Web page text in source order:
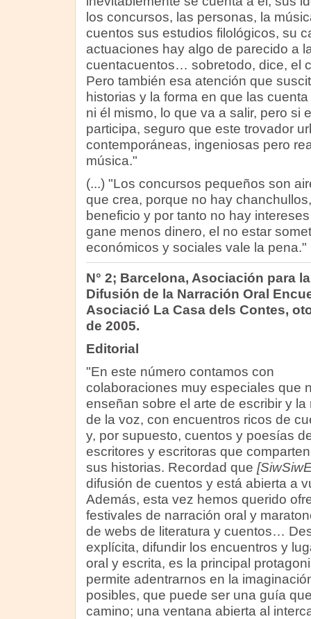
los concursos, las personas, la
cuentos sus estudios filológicos, su
actuaciones hay algo de parecido a
cuentacuentos… sobretodo, dice, el
Pero también esa atención que
historias y la forma en que las
ni él mismo, lo que va a salir, pero si
participa, seguro que este trovador
contemporáneas, ingeniosas pero
música."
(...) "Los concursos pequeños son
que crea, porque no hay
beneficio y por tanto no hay
gane menos dinero, el no estar
económicos y sociales vale la pena."
N° 2; Barcelona, Asociación para la
Difusión de la Narración Oral
Asociació La Casa dels Contes,
de 2005.
Editorial
"En este número contamos con
colaboraciones muy especiales que
enseñan sobre el arte de escribir y la
de la voz, con encuentros ricos de
y, por supuesto, cuentos y poesías
escritores y escritoras que
sus historias. Recordad que
difusión de cuentos y está abierta a
Además, esta vez hemos querido
festivales de narración oral y
de webs de literatura y cuentos…
explícita, difundir los encuentros y
oral y escrita, es la principal
permite adentrarnos en la
posibles, que puede ser una guía
camino; una ventana abierta al